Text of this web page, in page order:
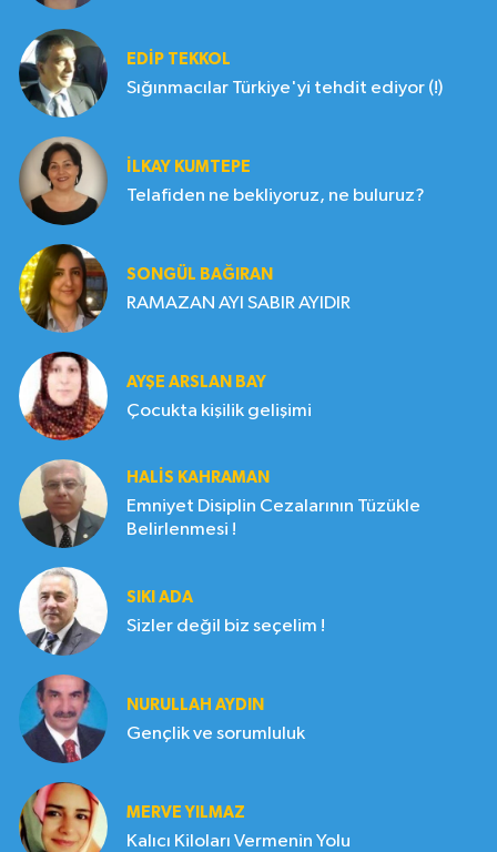
EDIP TEKKOL
Sığınmacılar Türkiye'yi tehdit ediyor (!)
İLKAY KUMTEPE
Telafiden ne bekliyoruz, ne buluruz?
SONGÜL BAĞIRAN
RAMAZAN AYI SABIR AYIDIR
AYŞE ARSLAN BAY
Çocukta kişilik gelişimi
HALIS KAHRAMAN
Emniyet Disiplin Cezalarının Tüzükle
Belirlenmesi !
SIKI ADA
Sizler değil biz seçelim !
NURULLAH AYDIN
Gençlik ve sorumluluk
MERVE YILMAZ
Kalıcı Kiloları Vermenin Yolu